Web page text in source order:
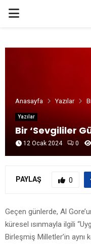
PRIMARY
Anasayfa Yazılar
Yazılar
Bir ‘Sevgililer
12 Ocak 2024 0
PAYLAŞ 0
Geçen günlerde, Al
küresel ısınmayla ilgili
Birleşmiş Milletler’in aynı